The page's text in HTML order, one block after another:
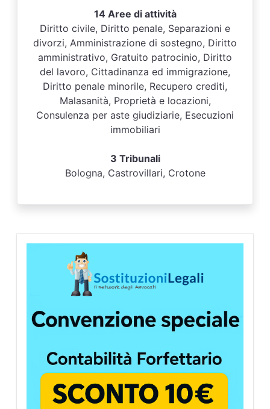
14 Aree di attività
Diritto civile, Diritto penale, Separazioni e
divorzi, Amministrazione di sostegno, Diritto
amministrativo, Gratuito patrocinio, Diritto
del lavoro, Cittadinanza ed immigrazione,
Diritto penale minorile, Recupero crediti,
Malasanità, Proprietà e locazioni,
Consulenza per aste giudiziarie, Esecuzioni
immobiliari
3 Tribunali
Bologna, Castrovillari, Crotone